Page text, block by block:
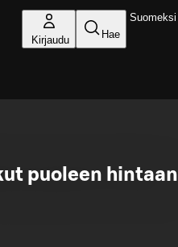
Kirjaudu Hae
puoleen hintaan